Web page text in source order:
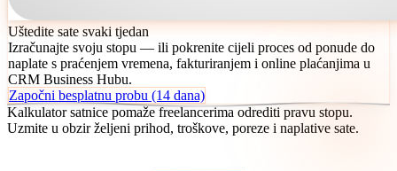
Uštedite sate svaki tjedan
Izračunajte svoju stopu — ili pokrenite cijeli proces od ponude do
naplate s praćenjem vremena, fakturiranjem i online plaćanjima u
CRM Business Hubu.
Započni besplatnu probu (14 dana)
Kalkulator satnice pomaže freelancerima odrediti pravu stopu.
Uzmite u obzir željeni prihod, troškove, poreze i naplative sate.